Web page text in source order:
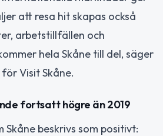
att resa hit skapas också
arbetstillfällen och
hela Skåne till del, säger
Visit Skåne.
fortsatt högre än 2019
Skåne beskrivs som positivt: